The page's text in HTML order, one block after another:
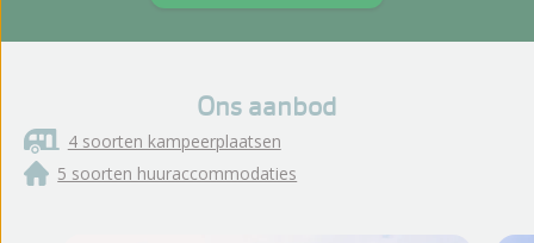
Ons aanbod
4 soorten kampeerplaatsen
5 soorten huuraccommodaties